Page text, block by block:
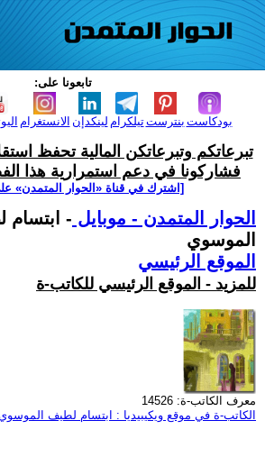
تابعونا على:
الانستغرام لينكدإن تيلكرامبنترست بودكاست
تبرعاتكم وتبرعاتكن المالية تحفظ
فشاركونا في دعم استمرارية هذا
[اشترك في قناة ‫«الحوار المتمدن»
الحوار المتمدن - موبايل - ابتسام
الموسوي
الموقع الرئيسي
للمزيد - الموقع الرئيسي للكاتب-ة
معرف الكاتب-ة: 14526
الكاتب-ة في موقع ويكيبيديا : ابتسام لطيف الموسوي